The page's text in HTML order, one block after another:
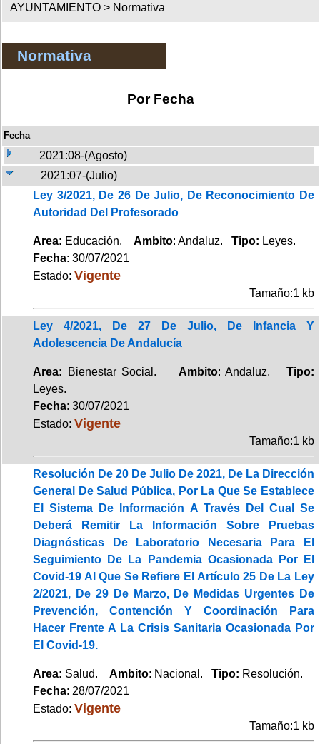
AYUNTAMIENTO > Normativa
Normativa
Por Fecha
Fecha
2021:08-(Agosto)
2021:07-(Julio)
Ley 3/2021, De 26 De Julio, De Reconocimiento De
Autoridad Del Profesorado
Area: Educación. Ambito: Andaluz. Tipo: Leyes.
Fecha: 30/07/2021
Estado: Vigente
Tamaño:1 kb
Ley 4/2021, De 27 De Julio, De Infancia Y
Adolescencia De Andalucía
Area: Bienestar Social. Ambito: Andaluz.Tipo:
Leyes.
Fecha: 30/07/2021
Estado: Vigente
Tamaño:1 kb
Resolución De 20 De Julio De 2021, De La Dirección
General De Salud Pública, Por La Que Se Establece
El Sistema De Información A Través Del Cual Se
Deberá Remitir La Información Sobre Pruebas
Diagnósticas De Laboratorio Necesaria Para El
Seguimiento De La Pandemia Ocasionada Por El
Covid-19 Al Que Se Refiere El Artículo 25 De La Ley
2/2021, De 29 De Marzo, De Medidas Urgentes De
Prevención, Contención Y Coordinación Para
Hacer Frente A La Crisis Sanitaria Ocasionada Por
El Covid-19.
Area: Salud. Ambito: Nacional. Tipo: Resolución.
Fecha: 28/07/2021
Estado: Vigente
Tamaño:1 kb